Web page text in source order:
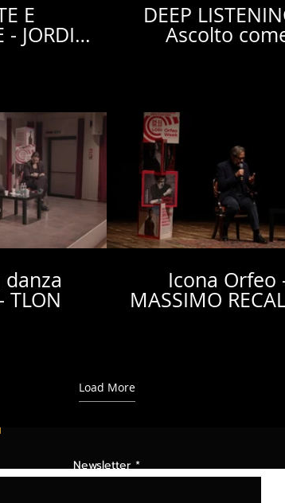
find
E
- JORDI
DEEP
Ascolto
TLON
Icona Orfeo
MASSIMO
Load More
Newsletter